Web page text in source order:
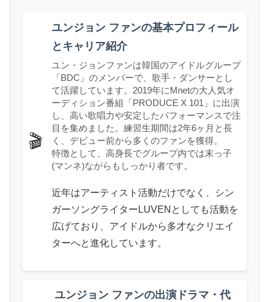
🎬
ユンジョン ファンの基本プロフィール
とキャリア紹介
ユン・ジョンファンは韓国のアイドルグループ
「BDC」のメンバーで、歌手・ダンサーとし
て活躍しています。2019年にMnetの大人気オ
ーディション番組「PRODUCE X 101」に出演
し、高い歌唱力や安定したパフォーマンスで注
目を集めました。練習生期間は2年6ヶ月と長
く、デビュー前から多くのファンを獲得。
特徴として、高身長でグループ内では末っ子
(マンネ)ながらもしっかり者です。
近年はアーティスト活動だけでなく、シン
ガーソングライターLUVENとしても活動を
広げており、アイドルから多才なクリエイ
ターへと進化しています。
ユンジョン ファンの出演ドラマ・代